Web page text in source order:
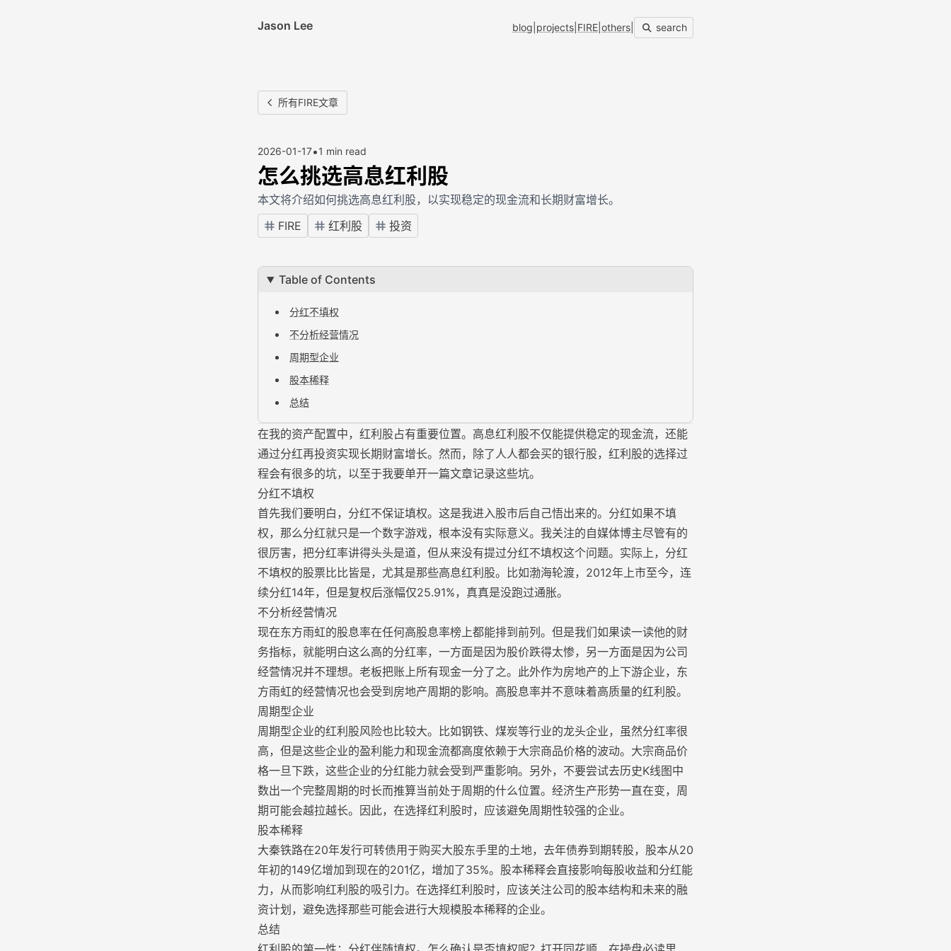
Jason Lee blog projects FIRE others search
所有FIRE文章
2026-01-17•1 min read
怎么挑选高息红利股
本文将介绍如何挑选高息红利股，以实现稳定的现金流和长期财富增长。
FIRE
红利股 投资
Table of Contents
分红不填权
不分析经营情况
周期型企业
股本稀释
总结
在我的资产配置中，红利股占有重要位置。高息红利股不仅能提供稳定的现金流，还能
通过分红再投资实现长期财富增长。然而，除了人人都会买的银行股，红利股的选择过
程会有很多的坑，以至于我要单开一篇文章记录这些坑。
分红不填权
首先我们要明白，分红不保证填权。这是我进入股市后自己悟出来的。分红如果不填
权，那么分红就只是一个数字游戏，根本没有实际意义。我关注的自媒体博主尽管有的
很厉害，把分红率讲得头头是道，但从来没有提过分红不填权这个问题。实际上，分红
不填权的股票比比皆是，尤其是那些高息红利股。比如渤海轮渡，2012年上市至今，连
续分红14年，但是复权后涨幅仅25.91%，真真是没跑过通胀。
不分析经营情况
现在东方雨虹的股息率在任何高股息率榜上都能排到前列。但是我们如果读一读他的财
务指标，就能明白这么高的分红率，一方面是因为股价跌得太惨，另一方面是因为公司
经营情况并不理想。老板把账上所有现金一分了之。此外作为房地产的上下游企业，东
方雨虹的经营情况也会受到房地产周期的影响。高股息率并不意味着高质量的红利股。
周期型企业
周期型企业的红利股风险也比较大。比如钢铁、煤炭等行业的龙头企业，虽然分红率很
高，但是这些企业的盈利能力和现金流都高度依赖于大宗商品价格的波动。大宗商品价
格一旦下跌，这些企业的分红能力就会受到严重影响。另外，不要尝试去历史K线图中
数出一个完整周期的时长而推算当前处于周期的什么位置。经济生产形势一直在变，周
期可能会越拉越长。因此，在选择红利股时，应该避免周期性较强的企业。
股本稀释
大秦铁路在20年发行可转债用于购买大股东手里的土地，去年债券到期转股，股本从20
年初的149亿增加到现在的201亿，增加了35%。股本稀释会直接影响每股收益和分红能
力，从而影响红利股的吸引力。在选择红利股时，应该关注公司的股本结构和未来的融
资计划，避免选择那些可能会进行大规模股本稀释的企业。
总结